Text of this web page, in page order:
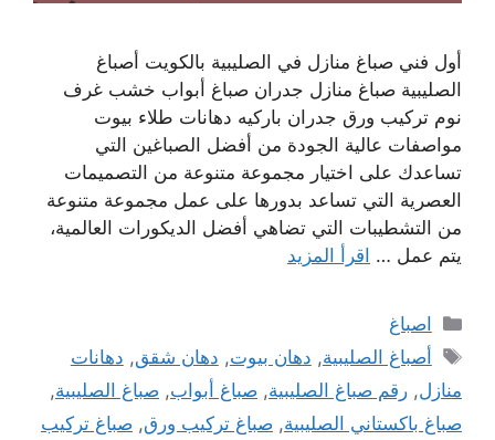
أول فني صباغ منازل في الصليبية بالكويت أصباغ
الصليبية صباغ منازل جدران صباغ أبواب خشب غرف
نوم تركيب ورق جدران باركيه دهانات طلاء بيوت
مواصفات عالية الجودة من أفضل الصباغين التي
تساعدك على اختيار مجموعة متنوعة من التصميمات
العصرية التي تساعد بدورها على عمل مجموعة متنوعة
من التشطيبات التي تضاهي أفضل الديكورات العالمية،
يتم عمل … اقرأ المزيد
التصنيفات
اصباغ
الوسوم
أصباغ الصليبية, دهان بيوت, دهان شقق, دهانات
منازل, رقم صباغ الصليبية, صباغ أبواب, صباغ الصليبية,
صباغ باكستاني الصليبية, صباغ تركيب ورق, صباغ تركيب